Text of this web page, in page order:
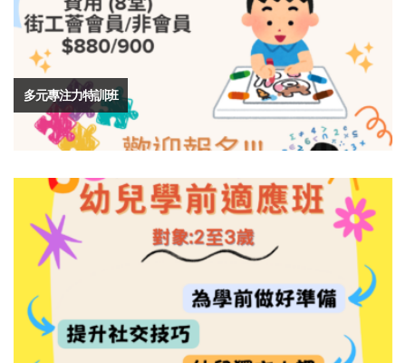
多元專注力特訓班